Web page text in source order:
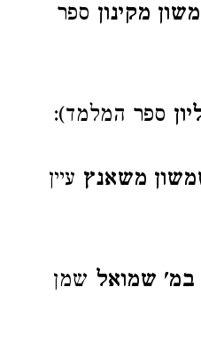
מקינון ספר
ספר המלמד):
משאנץ עיין
במ' שמואל שמן